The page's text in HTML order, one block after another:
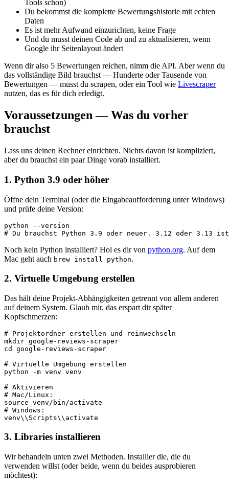
Tools schon)
Du bekommst die komplette Bewertungshistorie mit echten
Daten
Es ist mehr Aufwand einzurichten, keine Frage
Und du musst deinen Code ab und zu aktualisieren, wenn
Google ihr Seitenlayout ändert
Wenn dir also 5 Bewertungen reichen, nimm die API. Aber wenn du
das vollständige Bild brauchst — Hunderte oder Tausende von
Bewertungen — musst du scrapen, oder ein Tool wie Livescraper
nutzen, das es für dich erledigt.
Voraussetzungen — Was du vorher
brauchst
Lass uns deinen Rechner einrichten. Nichts davon ist kompliziert,
aber du brauchst ein paar Dinge vorab installiert.
1. Python 3.9 oder höher
Öffne dein Terminal (oder die Eingabeaufforderung unter Windows)
und prüfe deine Version:
python --version
# Du brauchst Python 3.9 oder neuer. 3.12 oder 3.13
Noch kein Python installiert? Hol es dir von python.org. Auf dem
Mac geht auch brew install python.
2. Virtuelle Umgebung erstellen
Das hält deine Projekt-Abhängigkeiten getrennt von allem anderen
auf deinem System. Glaub mir, das erspart dir später
Kopfschmerzen:
# Projektordner erstellen und reinwechseln
mkdir google-reviews-scraper
cd google-reviews-scraper
# Virtuelle Umgebung erstellen
python -m venv venv
# Aktivieren
# Mac/Linux:
source venv/bin/activate
# Windows:
venv\\Scripts\\activate
3. Libraries installieren
Wir behandeln unten zwei Methoden. Installier die, die du
verwenden willst (oder beide, wenn du beides ausprobieren
möchtest):